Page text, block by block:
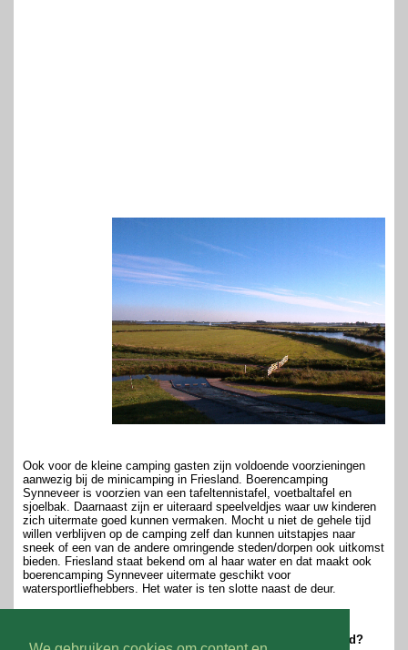
Ook voor de kleine camping gasten zijn voldoende voorzieningen
aanwezig bij de minicamping in Friesland. Boerencamping
Synneveer is voorzien van een tafeltennistafel, voetbaltafel en
sjoelbak. Daarnaast zijn er uiteraard speelveldjes waar uw kinderen
zich uitermate goed kunnen vermaken. Mocht u niet de gehele tijd
willen verblijven op de camping zelf dan kunnen uitstapjes naar
sneek of een van de andere omringende steden/dorpen ook uitkomst
bieden. Friesland staat bekend om al haar water en dat maakt ook
boerencamping Synneveer uitermate geschikt voor
watersportliefhebbers. Het water is ten slotte naast de deur.
Wilt u meer informatie over deze minicamping in Friesland?